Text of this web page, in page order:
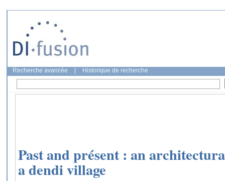
Recherche avancée Historique de recherche
Past and présent : an
a dendi village